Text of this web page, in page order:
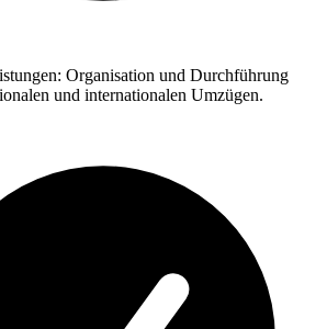
Organisation und Durchführung
und internationalen Umzügen.